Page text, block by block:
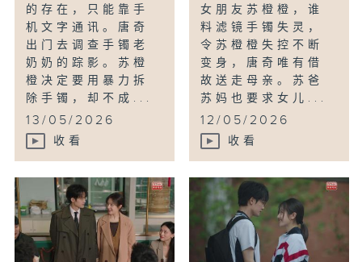
的存在，只能靠手
机文字通讯。唐奇
出门去调查手镯老
奶奶的踪影。苏橙
橙决定要用暴力拆
除手镯，却不成...
13/05/2026
收看
女朋友苏橙橙，谁
料滤镜手镯失灵，
令苏橙橙失控不断
变身，唐奇唯有借
故送走母亲。苏爸
苏妈也要求女儿...
12/05/2026
收看